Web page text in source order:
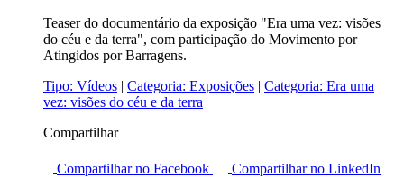
Teaser do documentário da exposição "Era uma vez: visões
do céu e da terra", com participação do Movimento por
Atingidos por Barragens.
Tipo: Vídeos | Categoria: Exposições | Categoria: Era uma
vez: visões do céu e da terra
Compartilhar
Compartilhar no Facebook Compartilhar no LinkedIn